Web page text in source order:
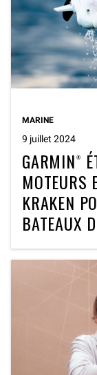
MARINE
9 juillet 2024
GARMIN®
MOTEURS
KRAKEN
BATEAUX